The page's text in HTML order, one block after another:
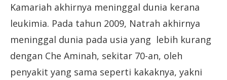
Kamariah akhirnya meninggal dunia kerana
leukimia. Pada tahun 2009, Natrah akhirnya
meninggal dunia pada usia yang lebih kurang
dengan Che Aminah, sekitar 70-an, oleh
penyakit yang sama seperti kakaknya, yakni